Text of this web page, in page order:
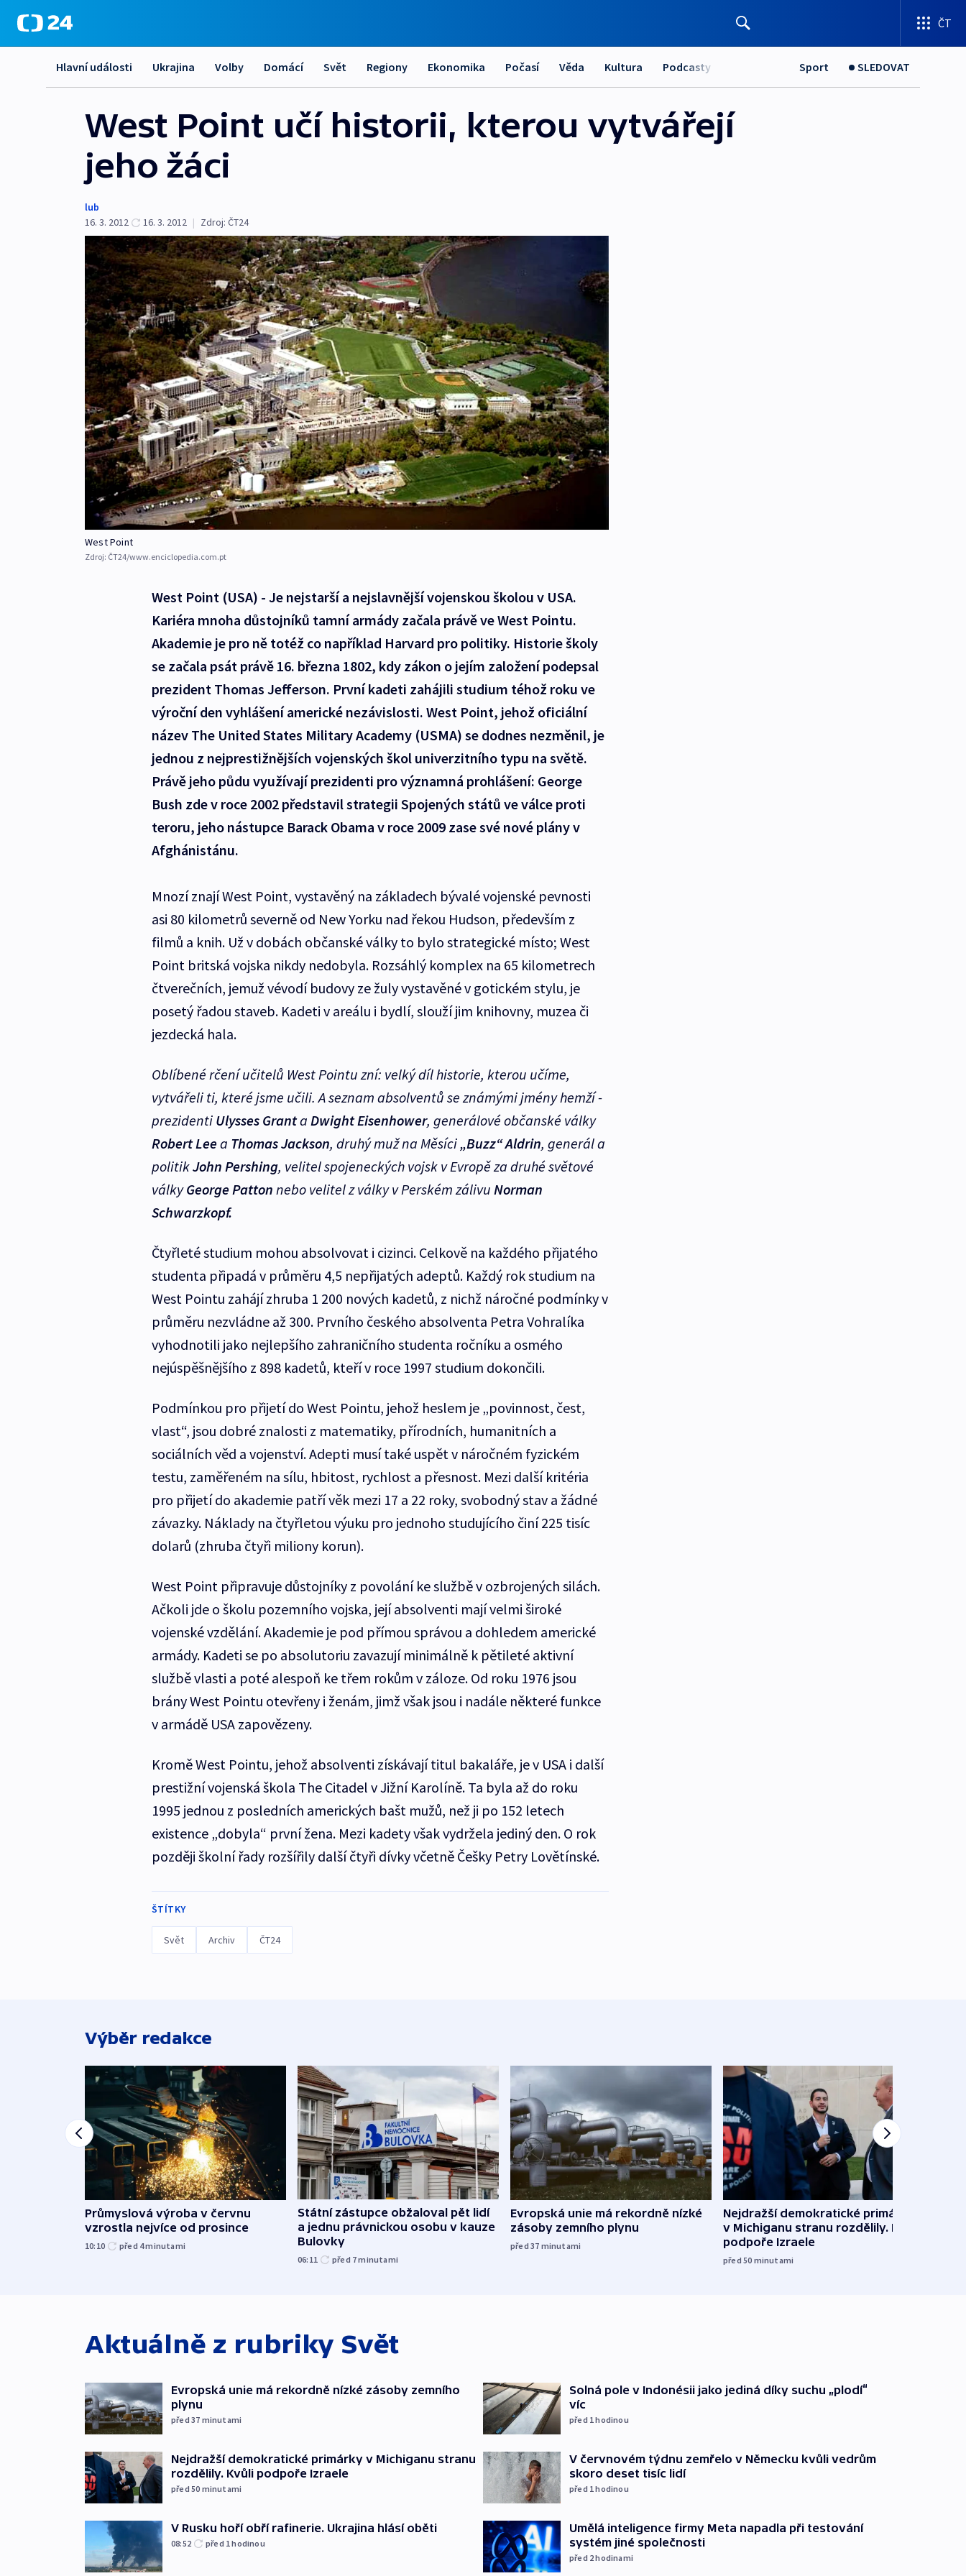
ČT
Hlavní události Ukrajina Volby Domácí Svět Regiony Ekonomika Počasí Věda Kultura Podcasty Sport SLEDOVAT
West Point učí historii, kterou vytvářejí
jeho žáci
lub
16. 3. 2012
16. 3. 2012 | Zdroj: ČT24
West Point
Zdroj: ČT24/www.enciclopedia.com.pt
West Point (USA) - Je nejstarší a nejslavnější vojenskou školou v USA.
Kariéra mnoha důstojníků tamní armády začala právě ve West Pointu.
Akademie je pro ně totéž co například Harvard pro politiky. Historie školy
se začala psát právě 16. března 1802, kdy zákon o jejím založení podepsal
prezident Thomas Jefferson. První kadeti zahájili studium téhož roku ve
výroční den vyhlášení americké nezávislosti. West Point, jehož oficiální
název The United States Military Academy (USMA) se dodnes nezměnil, je
jednou z nejprestižnějších vojenských škol univerzitního typu na světě.
Právě jeho půdu využívají prezidenti pro významná prohlášení: George
Bush zde v roce 2002 představil strategii Spojených států ve válce proti
teroru, jeho nástupce Barack Obama v roce 2009 zase své nové plány v
Afghánistánu.
Mnozí znají West Point, vystavěný na základech bývalé vojenské pevnosti
asi 80 kilometrů severně od New Yorku nad řekou Hudson, především z
filmů a knih. Už v dobách občanské války to bylo strategické místo; West
Point britská vojska nikdy nedobyla. Rozsáhlý komplex na 65 kilometrech
čtverečních, jemuž vévodí budovy ze žuly vystavěné v gotickém stylu, je
posetý řadou staveb. Kadeti v areálu i bydlí, slouží jim knihovny, muzea či
jezdecká hala.
Oblíbené rčení učitelů West Pointu zní: velký díl historie, kterou učíme,
vytvářeli ti, které jsme učili. A seznam absolventů se známými jmény hemží -
prezidentiUlysses Granta Dwight Eisenhower, generálové občanské války
Robert Leea Thomas Jackson, druhý muž na Měsíci„Buzz“ Aldrin, generál a
politikJohn Pershing, velitel spojeneckých vojsk v Evropě za druhé světové
válkyGeorge Patton nebo velitel z války v Perském zálivu Norman
Schwarzkopf.
Čtyřleté studium mohou absolvovat i cizinci. Celkově na každého přijatého
studenta připadá v průměru 4,5 nepřijatých adeptů. Každý rok studium na
West Pointu zahájí zhruba 1 200 nových kadetů, z nichž náročné podmínky v
průměru nezvládne až 300. Prvního českého absolventa Petra Vohralíka
vyhodnotili jako nejlepšího zahraničního studenta ročníku a osmého
nejúspěšnějšího z 898 kadetů, kteří v roce 1997 studium dokončili.
Podmínkou pro přijetí do West Pointu, jehož heslem je „povinnost, čest,
vlast“, jsou dobré znalosti z matematiky, přírodních, humanitních a
sociálních věd a vojenství. Adepti musí také uspět v náročném fyzickém
testu, zaměřeném na sílu, hbitost, rychlost a přesnost. Mezi další kritéria
pro přijetí do akademie patří věk mezi 17 a 22 roky, svobodný stav a žádné
závazky. Náklady na čtyřletou výuku pro jednoho studujícího činí 225 tisíc
dolarů (zhruba čtyři miliony korun).
West Point připravuje důstojníky z povolání ke službě v ozbrojených silách.
Ačkoli jde o školu pozemního vojska, její absolventi mají velmi široké
vojenské vzdělání. Akademie je pod přímou správou a dohledem americké
armády. Kadeti se po absolutoriu zavazují minimálně k pětileté aktivní
službě vlasti a poté alespoň ke třem rokům v záloze. Od roku 1976 jsou
brány West Pointu otevřeny i ženám, jimž však jsou i nadále některé funkce
v armádě USA zapovězeny.
Kromě West Pointu, jehož absolventi získávají titul bakaláře, je v USA i další
prestižní vojenská škola The Citadel v Jižní Karolíně. Ta byla až do roku
1995 jednou z posledních amerických bašt mužů, než ji po 152 letech
existence „dobyla“ první žena. Mezi kadety však vydržela jediný den. O rok
později školní řady rozšířily další čtyři dívky včetně Češky Petry Lovětínské.
ŠTÍTKY
Svět Archiv ČT24
Výběr redakce
Průmyslová výroba v červnu
vzrostla nejvíce od prosince
10:10 před 4minutami
Státní zástupce obžaloval pět lidí
a jednu právnickou osobu v kauze
Bulovky
06:11 před 7minutami
Evropská unie má rekordně nízké
zásoby zemního plynu
před 37 minutami
Nejdražší demokratické primárky
v Michiganu stranu rozdělily. Kvůli
podpoře Izraele
před 50 minutami
Aktuálně z rubriky Svět
Evropská unie má rekordně nízké zásoby zemního
plynu
před 37 minutami
Nejdražší demokratické primárky v Michiganu stranu
rozdělily. Kvůli podpoře Izraele
před 50 minutami
V Rusku hoří obří rafinerie. Ukrajina hlásí oběti
08:52 před 1hodinou
Solná pole v Indonésii jako jediná díky suchu „plodí“
víc
před 1hodinou
V červnovém týdnu zemřelo v Německu kvůli vedrům
skoro deset tisíc lidí
před 1hodinou
Umělá inteligence firmy Meta napadla při testování
systém jiné společnosti
před 2hodinami